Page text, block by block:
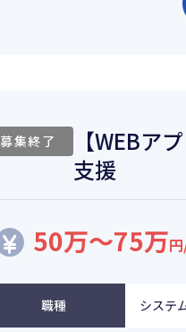
募集終了
【WEBア
支援
50万～75万円
職種 システ